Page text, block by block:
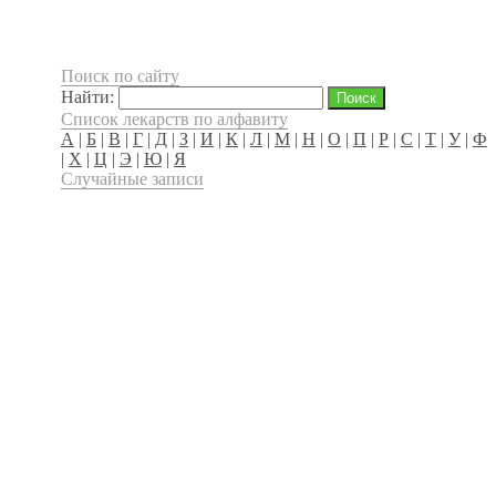
Поиск по сайту
Найти:
Список лекарств по алфавиту
А | Б| В | Г| Д| З| И | К | Л| М| Н | О | П | Р| С | Т| У| Ф
| Х | Ц | Э | Ю| Я
Случайные записи